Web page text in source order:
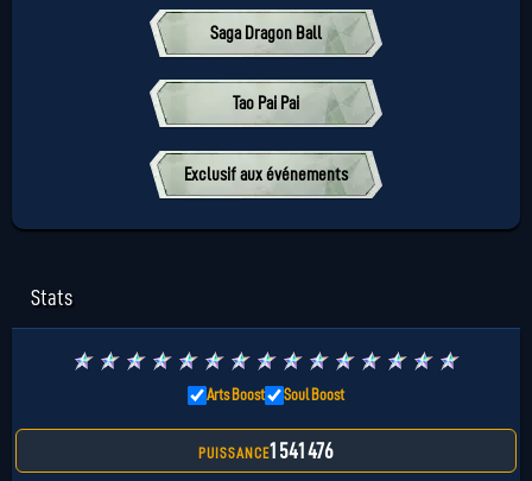
Saga Dragon Ball
Tao Pai Pai
Exclusif aux événements
Stats
★ ★ ★ ★ ★ ★ ★ ★ ★ ★ ★ ★ ★ ★ ★
Arts Boost Soul Boost
PUISSANCE1 541 476